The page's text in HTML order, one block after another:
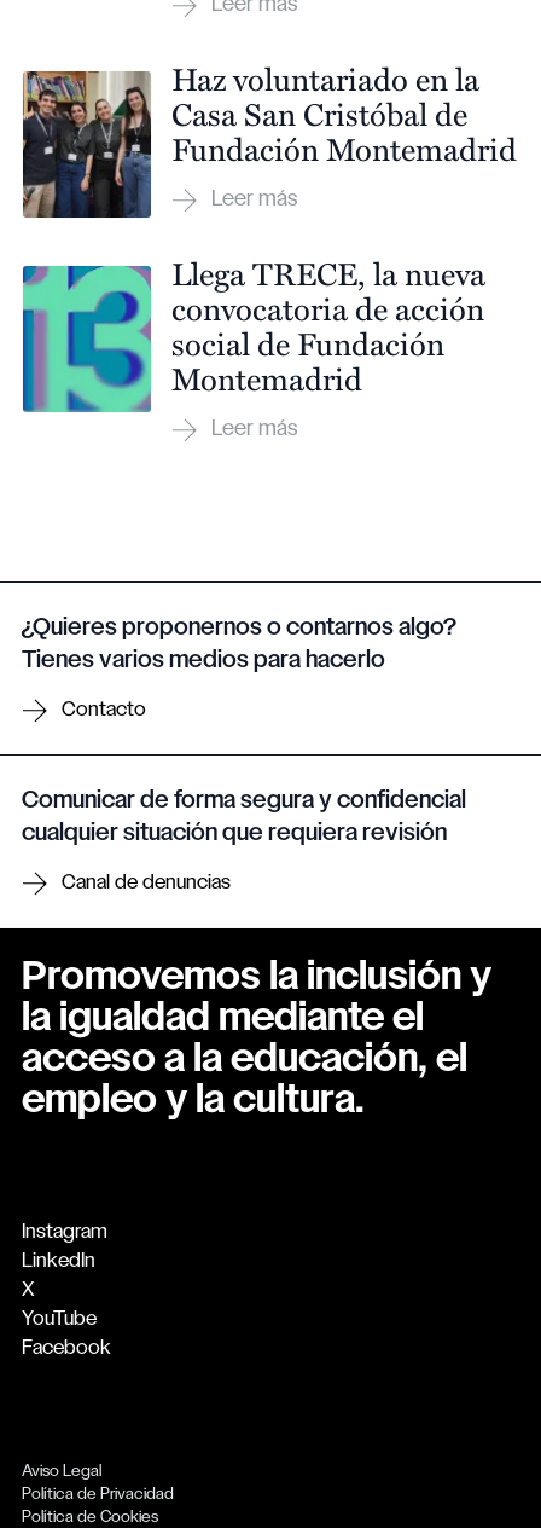
Haz voluntariado en la
Casa San Cristóbal de
Fundación Montemadrid
Llega TRECE, la nueva
convocatoria de acción
social de Fundación
Montemadrid
¿Quieres proponernos o contarnos algo?
Tienes varios medios para hacerlo
Contacto
Comunicar de forma segura y confidencial
cualquier situación que requiera revisión
Canal de denuncias
Promovemos la inclusión y
la igualdad mediante el
acceso a la educación, el
empleo y la cultura.
Instagram
LinkedIn
X
YouTube
Facebook
Aviso Legal
Política de Privacidad
Política de Cookies